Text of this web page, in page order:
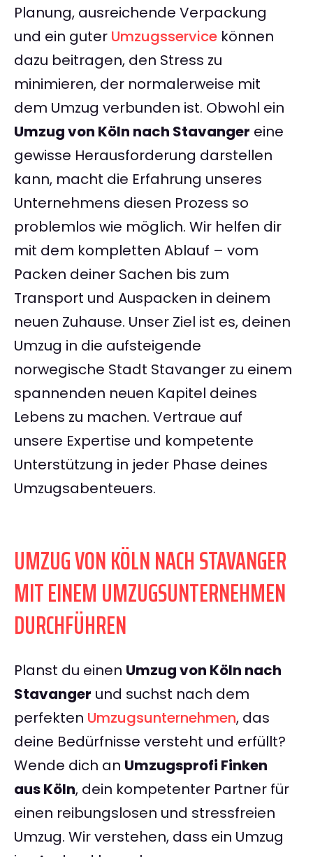
Planung, ausreichende Verpackung
und ein guter Umzugsservice können
dazu beitragen, den Stress zu
minimieren, der normalerweise mit
dem Umzug verbunden ist. Obwohl ein
Umzug von Köln nach Stavanger eine
gewisse Herausforderung darstellen
kann, macht die Erfahrung unseres
Unternehmens diesen Prozess so
problemlos wie möglich. Wir helfen dir
mit dem kompletten Ablauf – vom
Packen deiner Sachen bis zum
Transport und Auspacken in deinem
neuen Zuhause. Unser Ziel ist es, deinen
Umzug in die aufsteigende
norwegische Stadt Stavanger zu einem
spannenden neuen Kapitel deines
Lebens zu machen. Vertraue auf
unsere Expertise und kompetente
Unterstützung in jeder Phase deines
Umzugsabenteuers.
UMZUG VON KÖLN NACH STAVANGER
MIT EINEM UMZUGSUNTERNEHMEN
DURCHFÜHREN
Planst du einen Umzug von Köln nach
Stavanger und suchst nach dem
perfekten Umzugsunternehmen, das
deine Bedürfnisse versteht und erfüllt?
Wende dich an Umzugsprofi Finken
aus Köln, dein kompetenter Partner für
einen reibungslosen und stressfreien
Umzug. Wir verstehen, dass ein Umzug